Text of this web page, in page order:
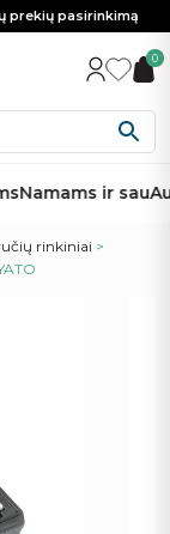
prekių pasirinkimą
0
Namams ir sau
rinkiniai >